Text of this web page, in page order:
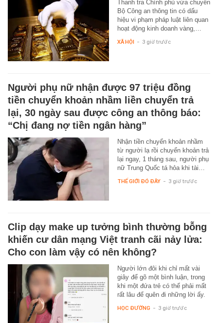
Thanh tra Chính phủ vừa chuyển
Bộ Công an thông tin có dấu
hiệu vi phạm pháp luật liên quan
hoạt động kinh doanh vàng,…
XÃ HỘI - 3 giờ trước
Người phụ nữ nhận được 97 triệu đồng
tiền chuyển khoản nhầm liền chuyển trả
lại, 30 ngày sau được công an thông báo:
“Chị đang nợ tiền ngân hàng”
Nhận tiền chuyển khoản nhầm
từ người lạ rồi chuyển khoản trả
lại ngay, 1 tháng sau, người phụ
nữ Trung Quốc tá hỏa khi tài…
THẾ GIỚI ĐÓ ĐÂY - 3 giờ trước
Clip dạy make up tưởng bình thường bỗng
khiến cư dân mạng Việt tranh cãi nảy lửa:
Cho con làm vậy có nên không?
Người lớn đôi khi chỉ mất vài
giây để gõ một bình luận, trong
khi một đứa trẻ có thể phải mất
rất lâu để quên đi những lời ấy.
HỌC ĐƯỜNG - 3 giờ trước